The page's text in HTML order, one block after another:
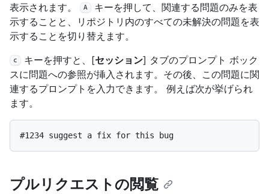
表示されます。
A
キーを押して、関連する問題のみを表
示することと、リポジトリ内のすべての未解決の問題を表
示することを切り替えます。
c キーを押すと、[セッション] タブのプロンプト ボック
スに問題への参照が挿入されます。その後、この問題に関
連するプロンプトを入力できます。 例えば次が挙げられ
ます。
プルリクエストの閲覧